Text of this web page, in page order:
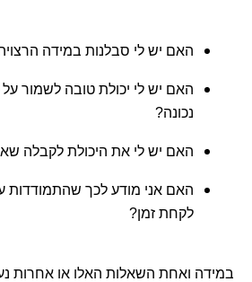
האם יש לי סבלנות במידה
האם יש לי יכולת טובה לשמור
נכונה?
האם יש לי את היכולת לקבלה
האם אני מודע לכך שהתמודדות
לקחת זמן?
במידה ואחת השאלות האלו או אחרות